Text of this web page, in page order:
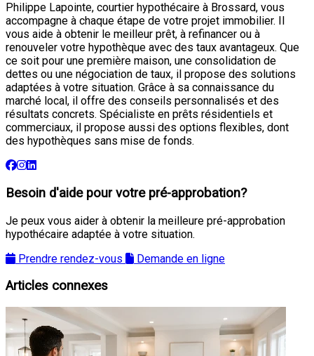
Philippe Lapointe, courtier hypothécaire à Brossard, vous
accompagne à chaque étape de votre projet immobilier. Il
vous aide à obtenir le meilleur prêt, à refinancer ou à
renouveler votre hypothèque avec des taux avantageux. Que
ce soit pour une première maison, une consolidation de
dettes ou une négociation de taux, il propose des solutions
adaptées à votre situation. Grâce à sa connaissance du
marché local, il offre des conseils personnalisés et des
résultats concrets. Spécialiste en prêts résidentiels et
commerciaux, il propose aussi des options flexibles, dont
des hypothèques sans mise de fonds.
Besoin d'aide pour votre pré-approbation?
Je peux vous aider à obtenir la meilleure pré-approbation
hypothécaire adaptée à votre situation.
Prendre rendez-vous
Demande en ligne
Articles connexes